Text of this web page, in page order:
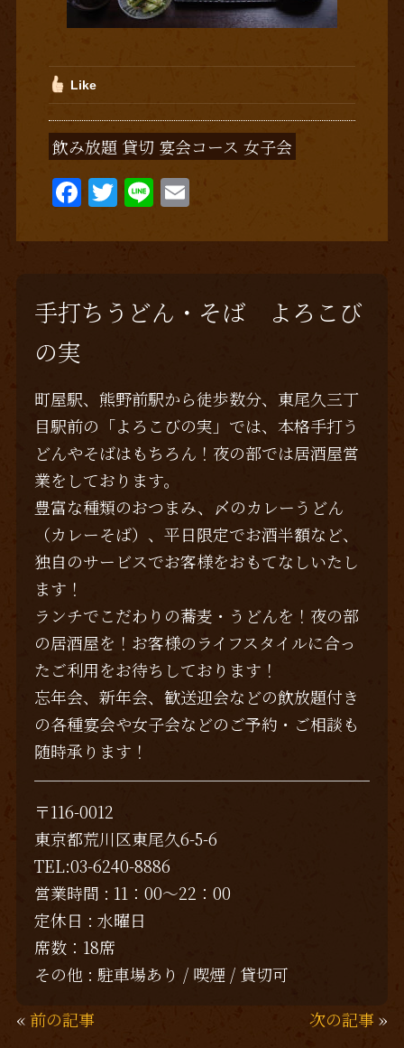
Like
飲み放題 貸切 宴会コース 女子会
F
c
b
k
T
it
r
Li
e
E
ai
手打ちうどん・そば よろこび
の実
町屋駅、熊野前駅から徒歩数分、東尾久三丁
目駅前の「よろこびの実」では、本格手打う
どんやそばはもちろん！夜の部では居酒屋営
業をしております。
豊富な種類のおつまみ、〆のカレーうどん
（カレーそば）、平日限定でお酒半額など、
独自のサービスでお客様をおもてなしいたし
ます！
ランチでこだわりの蕎麦・うどんを！夜の部
の居酒屋を！お客様のライフスタイルに合っ
たご利用をお待ちしております！
忘年会、新年会、歓送迎会などの飲放題付き
の各種宴会や女子会などのご予約・ご相談も
随時承ります！
〒116-0012
東京都荒川区東尾久6-5-6
TEL:03-6240-8886
営業時間 : 11：00～22：00
定休日 : 水曜日
席数：18席
その他 : 駐車場あり / 喫煙 / 貸切可
« 前の記事 次の記事 »